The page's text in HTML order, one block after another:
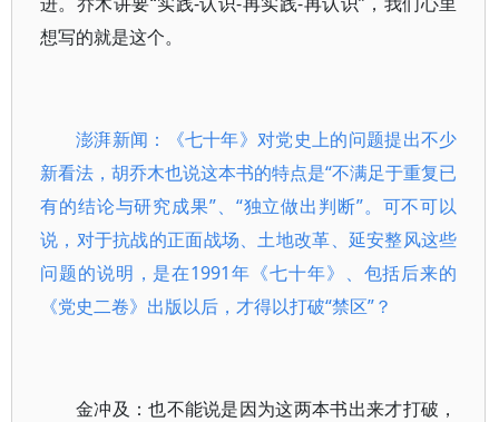
想写的就是这个。
澎湃新闻：《七十年》对党史上的问题提出不少
新看法，胡乔木也说这本书的特点是“不满足于重复已
有的结论与研究成果”、“独立做出判断”。可不可以
说，对于抗战的正面战场、土地改革、延安整风这些
问题的说明，是在1991年《七十年》、包括后来的
《党史二卷》出版以后，才得以打破“禁区”？
金冲及：也不能说是因为这两本书出来才打破，